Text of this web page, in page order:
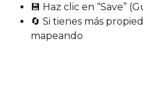
💾 Haz clic en “Save”
🔄 Si tienes más
mapeando